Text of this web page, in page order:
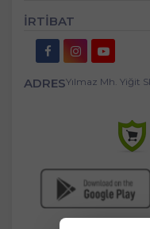
İRTİBAT
ADRESYılmaz Mh. Yiğit